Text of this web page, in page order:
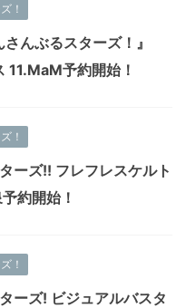
！
んぶるスターズ！』
11.MaM予約開始！
！
ーズ!! フレフレスケルト
約開始！
！
ーズ! ビジュアルバスタ